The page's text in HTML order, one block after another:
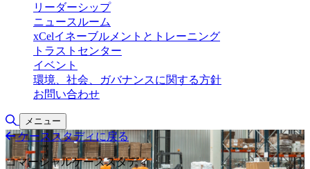
リーダーシップ
ニュースルーム
xCelイネーブルメントとトレーニング
トラストセンター
イベント
環境、社会、ガバナンスに関する方針
お問い合わせ
検索の切り替え
メニュー
ケーススタディに戻る
コマーシャルケーススタディ